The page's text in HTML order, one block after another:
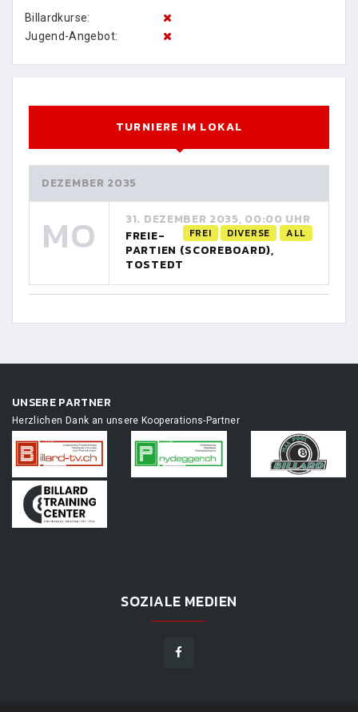
Billardkurse:
Jugend-Angebot:
TURNIERE IM LOKAL
DEZEMBER 2035
MO 31. DEZEMBER 2035, 00:00 UHR
FREI DIVERSE ALL
FREIE-
PARTIEN (SCOREBOARD),
TOSTEDT
UNSERE PARTNER
Herzlichen Dank an unsere Kooperations-Partner
SOZIALE MEDIEN